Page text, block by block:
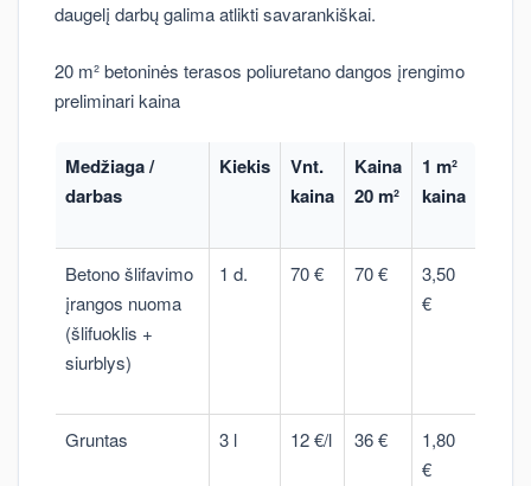
daugelį darbų galima atlikti savarankiškai.
20 m² betoninės terasos poliuretano dangos įrengimo
preliminari kaina
Medžiaga /
darbas
Kiekis
Vnt.
kaina
Kaina
20 m²
1 m²
kaina
Betono šlifavimo
įrangos nuoma
(šlifuoklis +
siurblys)
1 d. 70 € 70 €
3,50
€
Gruntas 3 l 12 €/l 36 €
1,80
€